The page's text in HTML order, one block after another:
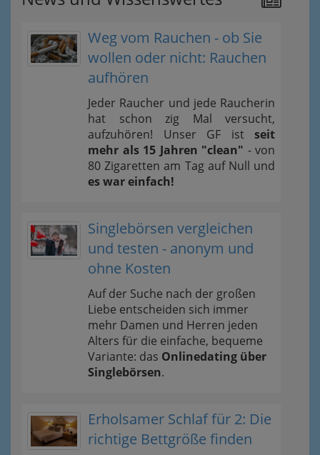
Weg vom Rauchen - ob Sie
wollen oder nicht: Rauchen
aufhören
Jeder Raucher und jede Raucherin
hat schon zig Mal versucht,
aufzuhören! Unser GF ist seit
mehr als 15 Jahren "clean" - von
80 Zigaretten am Tag auf Null und
es war einfach!
Singlebörsen vergleichen
und testen - anonym und
ohne Kosten
Auf der Suche nach der großen
Liebe entscheiden sich immer
mehr Damen und Herren jeden
Alters für die einfache, bequeme
Variante: das Onlinedating über
Singlebörsen.
Erholsamer Schlaf für 2: Die
richtige Bettgröße finden